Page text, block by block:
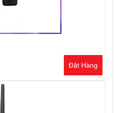
Đặt Hàng